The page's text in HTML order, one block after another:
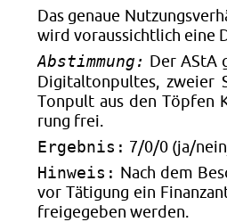
Das ge­naue
wird vor­aus­sicht­lich eine
Abstimmung:
Der AStA
Di­gi­tal­ton­pul­tes, zwei­er
Ton­pult aus den Töp­fen
rung frei.
Ergebnis: 7/0/0 (ja/
Hinweis:
Nach dem
vor Tä­ti­gung ein
frei­ge­ge­ben wer­den.